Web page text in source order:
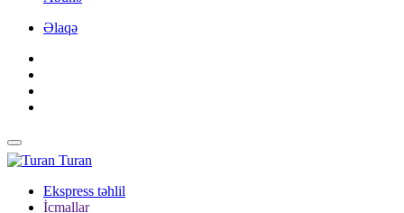
Əlaqə
Turan
Ekspress təhlil
İcmallar